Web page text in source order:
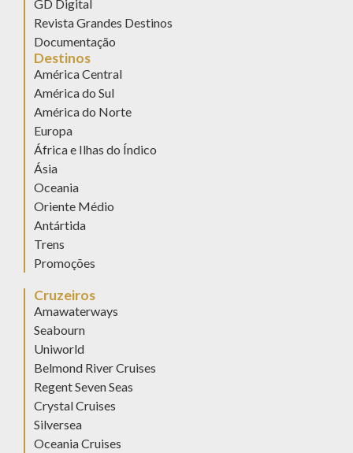
GD Digital
Revista Grandes Destinos
Documentação
Destinos
América Central
América do Sul
América do Norte
Europa
África e Ilhas do Índico
Ásia
Oceania
Oriente Médio
Antártida
Trens
Promoções
Cruzeiros
Amawaterways
Seabourn
Uniworld
Belmond River Cruises
Regent Seven Seas
Crystal Cruises
Silversea
Oceania Cruises